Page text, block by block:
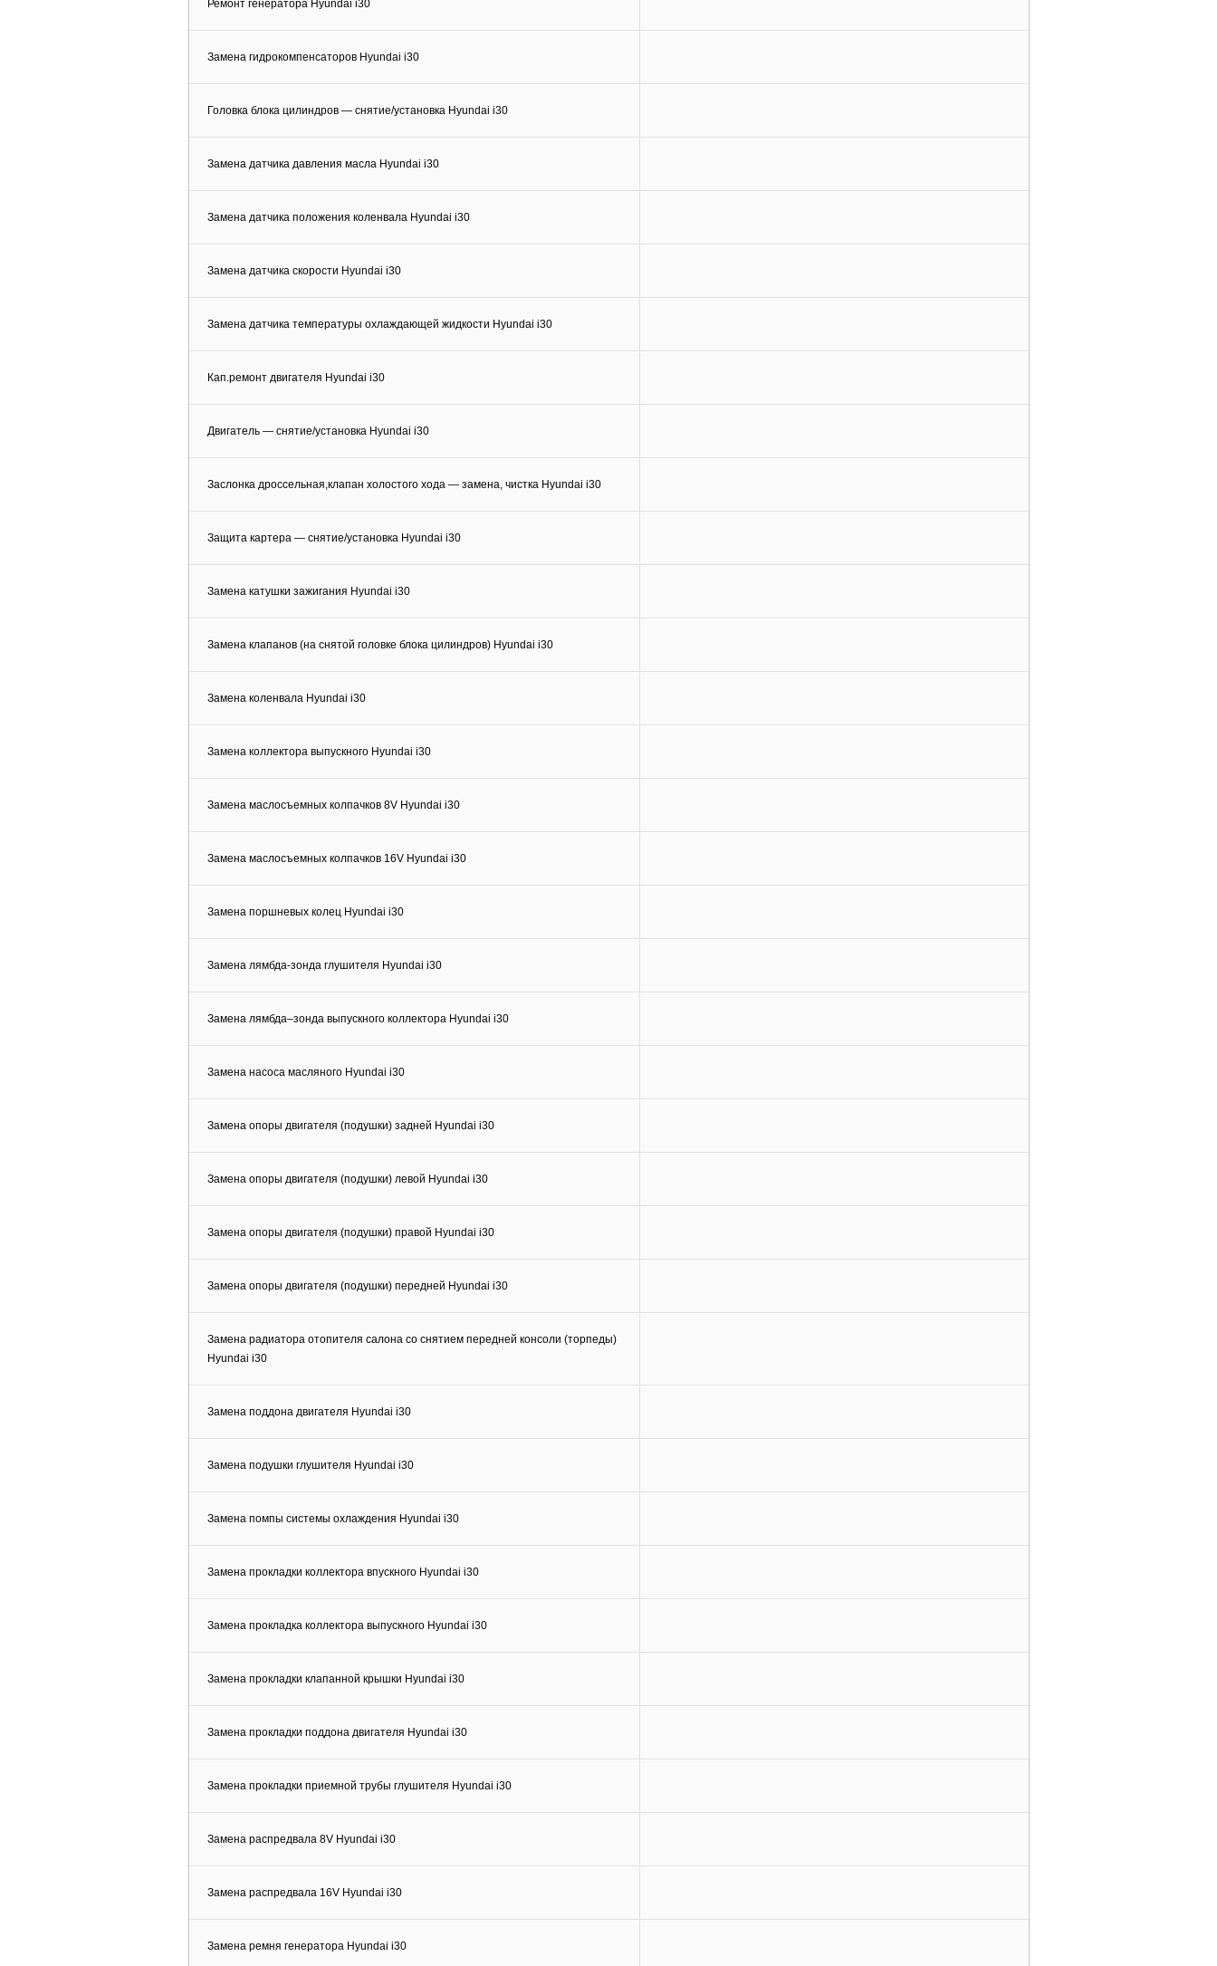
Ремонт генератора Hyundai i30
Замена гидрокомпенсаторов Hyundai i30
Головка блока цилиндров — снятие/установка Hyundai i30
Замена датчика давления масла Hyundai i30
Замена датчика положения коленвала Hyundai i30
Замена датчика скорости Hyundai i30
Замена датчика температуры охлаждающей жидкости Hyundai i30
Кап.ремонт двигателя Hyundai i30
Двигатель — снятие/установка Hyundai i30
Заслонка дроссельная,клапан холостого хода — замена, чистка Hyundai i30
Защита картера — снятие/установка Hyundai i30
Замена катушки зажигания Hyundai i30
Замена клапанов (на снятой головке блока цилиндров) Hyundai i30
Замена коленвала Hyundai i30
Замена коллектора выпускного Hyundai i30
Замена маслосъемных колпачков 8V Hyundai i30
Замена маслосъемных колпачков 16V Hyundai i30
Замена поршневых колец Hyundai i30
Замена лямбда-зонда глушителя Hyundai i30
Замена лямбда–зонда выпускного коллектора Hyundai i30
Замена насоса масляного Hyundai i30
Замена опоры двигателя (подушки) задней Hyundai i30
Замена опоры двигателя (подушки) левой Hyundai i30
Замена опоры двигателя (подушки) правой Hyundai i30
Замена опоры двигателя (подушки) передней Hyundai i30
Замена радиатора отопителя салона со снятием передней консоли (торпеды)
Hyundai i30
Замена поддона двигателя Hyundai i30
Замена подушки глушителя Hyundai i30
Замена помпы системы охлаждения Hyundai i30
Замена прокладки коллектора впускного Hyundai i30
Замена прокладка коллектора выпускного Hyundai i30
Замена прокладки клапанной крышки Hyundai i30
Замена прокладки поддона двигателя Hyundai i30
Замена прокладки приемной трубы глушителя Hyundai i30
Замена распредвала 8V Hyundai i30
Замена распредвала 16V Hyundai i30
Замена ремня генератора Hyundai i30